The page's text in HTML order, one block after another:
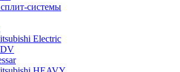
системы
Electric